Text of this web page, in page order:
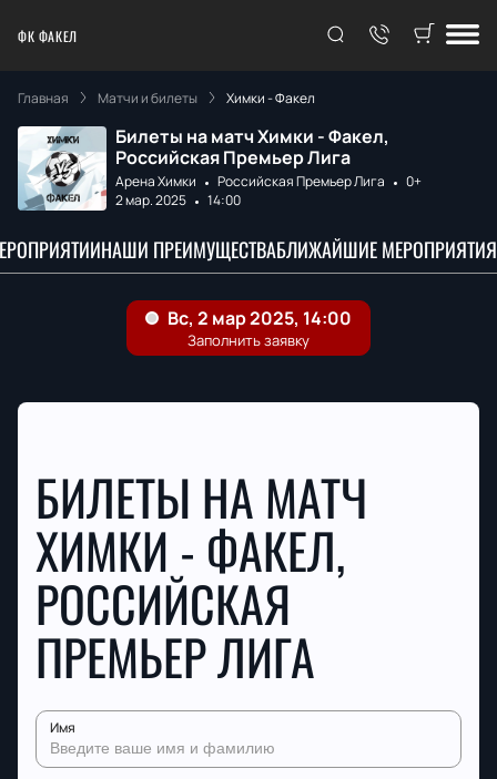
ФК ФАКЕЛ
Главная Матчи и билеты Химки - Факел
Билеты на матч Химки - Факел,
Российская Премьер Лига
Арена Химки Российская Премьер Лига
0+
2 мар. 2025
14:00
НАШИ ПРЕИМУЩЕСТВАБЛИЖАЙШИЕ МЕРОПРИЯТИЯ
БИЛЕТЫ НА МАТЧ
ХИМКИ - ФАКЕЛ,
РОССИЙСКАЯ
ПРЕМЬЕР ЛИГА
Имя